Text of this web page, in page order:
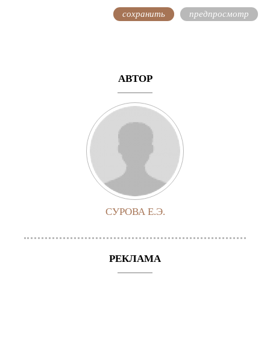
АВТОР
СУРОВА Е.Э.
РЕКЛАМА